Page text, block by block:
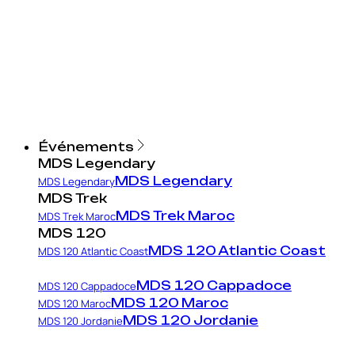
Événements
MDS Legendary
MDS LegendaryMDS Legendary
MDS Trek
MDS Trek MarocMDS Trek Maroc
MDS 120
MDS 120 Atlantic CoastMDS 120 Atlantic Coast
MDS 120 CappadoceMDS 120 Cappadoce
MDS 120 MarocMDS 120 Maroc
MDS 120 JordanieMDS 120 Jordanie